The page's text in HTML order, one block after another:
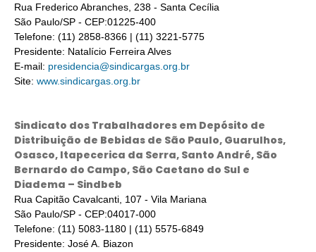
Rua Frederico Abranches, 238 - Santa Cecília
São Paulo/SP - CEP:01225-400
Telefone: (11) 2858-8366 | (11) 3221-5775
Presidente: Natalício Ferreira Alves
E-mail: presidencia@sindicargas.org.br
Site: www.sindicargas.org.br
Sindicato dos Trabalhadores em Depósito de
Distribuição de Bebidas de São Paulo, Guarulhos,
Osasco, Itapecerica da Serra, Santo André, São
Bernardo do Campo, São Caetano do Sul e
Diadema – Sindbeb
Rua Capitão Cavalcanti, 107 - Vila Mariana
São Paulo/SP - CEP:04017-000
Telefone: (11) 5083-1180 | (11) 5575-6849
Presidente: José A. Biazon